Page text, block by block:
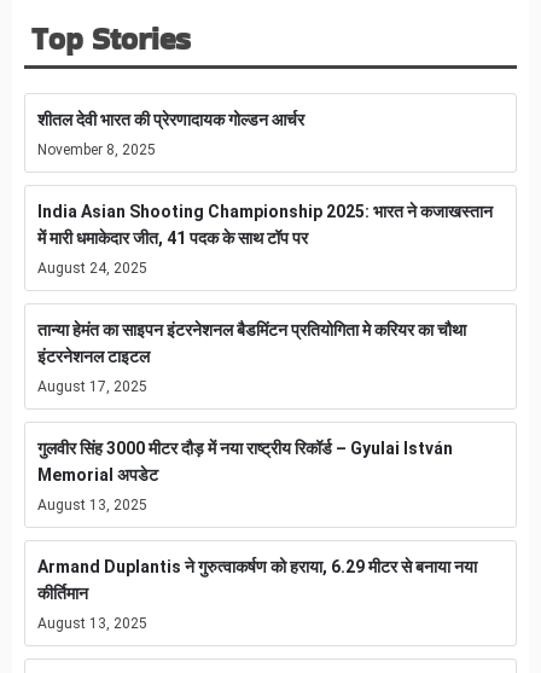
Top Stories
शीतल देवी भारत की प्रेरणादायक गोल्डन आर्चर
November 8, 2025
India Asian Shooting Championship 2025: भारत ने कजाखस्तान
में मारी धमाकेदार जीत, 41 पदक के साथ टॉप पर
August 24, 2025
तान्या हेमंत का साइपन इंटरनेशनल बैडमिंटन प्रतियोगिता मे करियर का चौथा
इंटरनेशनल टाइटल
August 17, 2025
गुलवीर सिंह 3000 मीटर दौड़ में नया राष्ट्रीय रिकॉर्ड – Gyulai István
Memorial अपडेट
August 13, 2025
Armand Duplantis ने गुरुत्वाकर्षण को हराया, 6.29 मीटर से बनाया नया
कीर्तिमान
August 13, 2025